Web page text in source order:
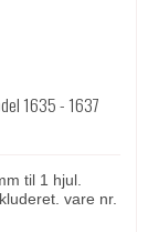
1635 - 1637
til 1 hjul.
vare nr.